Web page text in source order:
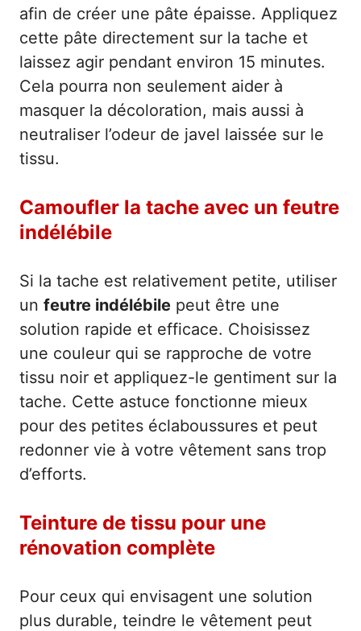
afin de créer une pâte épaisse. Appliquez
cette pâte directement sur la tache et
laissez agir pendant environ 15 minutes.
Cela pourra non seulement aider à
masquer la décoloration, mais aussi à
neutraliser l’odeur de javel laissée sur le
tissu.
Camoufler la tache avec un feutre
indélébile
Si la tache est relativement petite, utiliser
un feutre indélébile peut être une
solution rapide et efficace. Choisissez
une couleur qui se rapproche de votre
tissu noir et appliquez-le gentiment sur la
tache. Cette astuce fonctionne mieux
pour des petites éclaboussures et peut
redonner vie à votre vêtement sans trop
d’efforts.
Teinture de tissu pour une
rénovation complète
Pour ceux qui envisagent une solution
plus durable, teindre le vêtement peut